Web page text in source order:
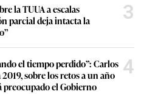
la TUUA a escalas
parcial deja intacta la
3
el tiempo perdido”: Carlos
sobre los retos a un año
preocupado el Gobierno
4